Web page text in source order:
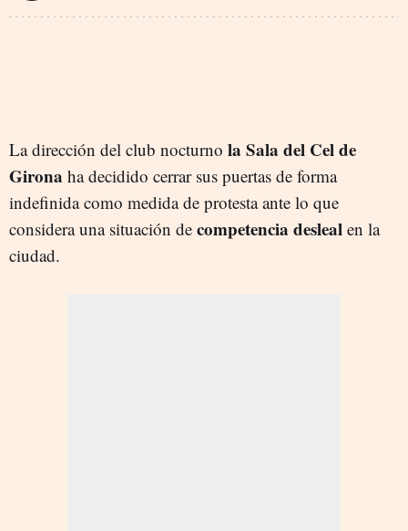
La dirección del club nocturno la Sala del Cel de
Girona ha decidido cerrar sus puertas de forma
indefinida como medida de protesta ante lo que
considera una situación de competencia desleal en la
ciudad.